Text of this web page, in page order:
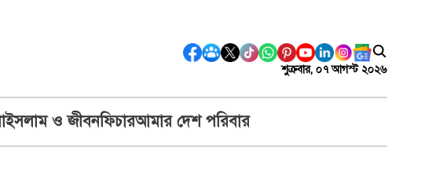
শুক্রবার, ০৭ আগস্ট ২০২৬
ইসলাম ও জীবনফিচারআমার দেশ পরিবার